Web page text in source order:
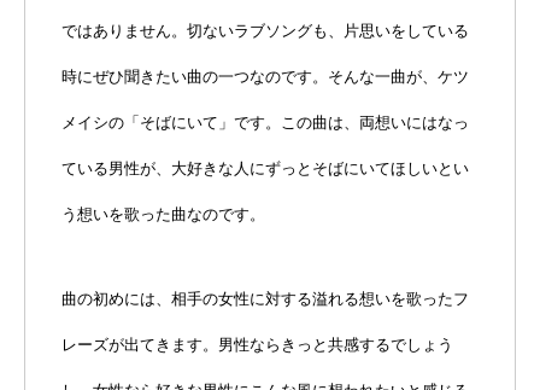
ではありません。切ないラブソングも、片思いをしている
時にぜひ聞きたい曲の一つなのです。そんな一曲が、ケツ
メイシの「そばにいて」です。この曲は、両想いにはなっ
ている男性が、大好きな人にずっとそばにいてほしいとい
う想いを歌った曲なのです。
曲の初めには、相手の女性に対する溢れる想いを歌ったフ
レーズが出てきます。男性ならきっと共感するでしょう